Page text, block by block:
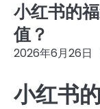
小红书的
值？
2026年6月26日
小红书